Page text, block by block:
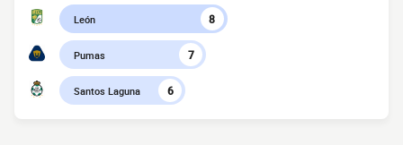
León 8
Pumas 7
Santos Laguna 6